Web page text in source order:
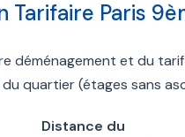
Tarifaire Paris
déménagement et du
quartier (étages sans
Distance du